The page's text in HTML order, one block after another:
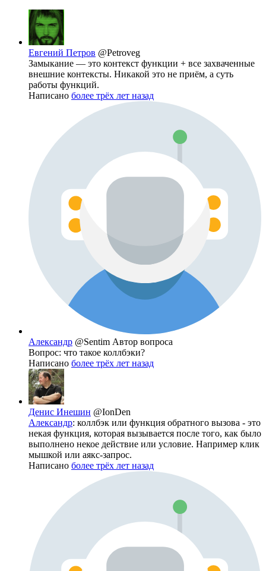
Евгений Петров @Petroveg
Замыкание — это контекст функции + все захваченные
внешние контексты. Никакой это не приём, а суть
работы функций.
Написано более трёх лет назад
Александр @Sentim Автор вопроса
Вопрос: что такое коллбэки?
Написано более трёх лет назад
Денис Инешин @IonDen
Александр: коллбэк или функция обратного вызова - это
некая функция, которая вызывается после того, как было
выполнено некое действие или условие. Например клик
мышкой или аякс-запрос.
Написано более трёх лет назад